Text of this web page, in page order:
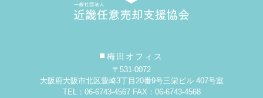
梅田オフィス
〒531-0072
大阪府大阪市北区豊崎3丁目20番9号三栄ビル 407号室
TEL：06-6743-4567 FAX：06-6743-4568